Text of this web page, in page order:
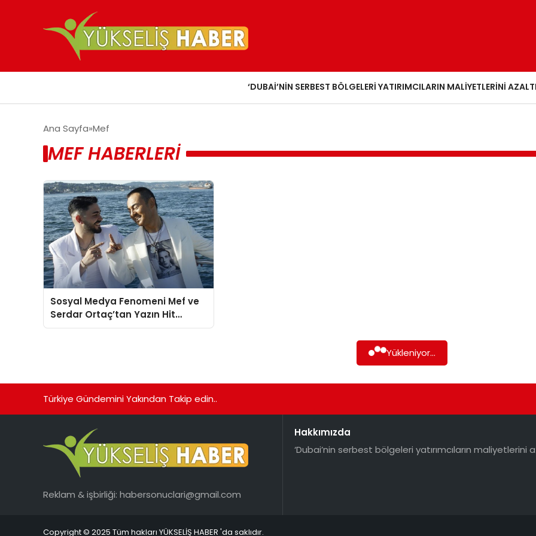
‘DUBAI’NIN SERBEST BÖLGELERI YATIRIMCILARIN MALIYETLERINI
Ana Sayfa Mef
MEF HABERLERI
Sosyal Medya Fenomeni Mef ve
Serdar Ortaç’tan Yazın Hit
Parçası!
Yükleniyor...
Türkiye Gündemini Yakından Takip edin..
Reklam & işbirliği: habersonuclari@gmail.com
Hakkımızda
‘Dubai’nin serbest bölgeleri yatırımcıların maliyetlerini
Copyright © 2025 Tüm hakları YÜKSELİŞ HABER 'da saklıdır.